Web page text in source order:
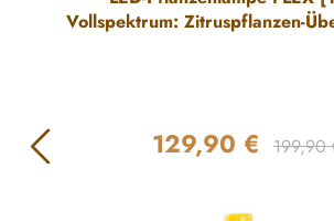
Vollspektrum: Zitruspflanzen-
Verkaufspreis:
129,90 € 199,90